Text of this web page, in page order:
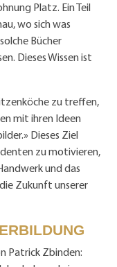
Platz. Ein Teil
wo sich was
Bücher
Dieses Wissen ist
zu treffen,
mit ihren Ideen
Dieses Ziel
zu motivieren,
und das
Zukunft unserer
Patrick Zbinden: